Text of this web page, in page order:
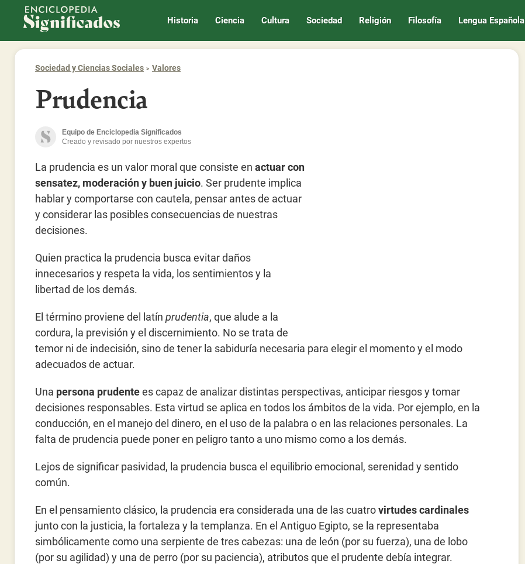
Enciclopedia Significados
Historia Ciencia Cultura Sociedad Religión Filosofía Lengua Española
Sociedad y Ciencias Sociales Valores
Prudencia
Equipo de Enciclopedia Significados
Creado y revisado por nuestros expertos
La prudencia es un valor moral que consiste en actuar con
sensatez, moderación y buen juicio. Ser prudente implica
hablar y comportarse con cautela, pensar antes de actuar
y considerar las posibles consecuencias de nuestras
decisiones.
Quien practica la prudencia busca evitar daños
innecesarios y respeta la vida, los sentimientos y la
libertad de los demás.
El término proviene del latín prudentia, que alude a la
cordura, la previsión y el discernimiento. No se trata de
temor ni de indecisión, sino de tener la sabiduría necesaria para elegir el momento y el modo
adecuados de actuar.
Una persona prudentees capaz de analizar distintas perspectivas, anticipar riesgos y tomar
decisiones responsables. Esta virtud se aplica en todos los ámbitos de la vida. Por ejemplo, en la
conducción, en el manejo del dinero, en el uso de la palabra o en las relaciones personales. La
falta de prudencia puede poner en peligro tanto a uno mismo como a los demás.
Lejos de significar pasividad, la prudencia busca el equilibrio emocional, serenidad y sentido
común.
En el pensamiento clásico, la prudencia era considerada una de las cuatrovirtudes cardinales
junto con la justicia, la fortaleza y la templanza. En el Antiguo Egipto, se la representaba
simbólicamente como una serpiente de tres cabezas: una de león (por su fuerza), una de lobo
(por su agilidad) y una de perro (por su paciencia), atributos que el prudente debía integrar.